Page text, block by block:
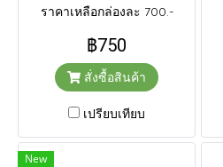
ราคาเหลือกล่องละ 700.-
฿750
สั่งซื้อสินค้า
เปรียบเทียบ
New